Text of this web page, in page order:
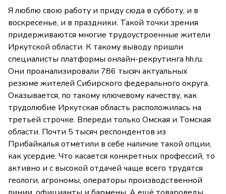
Я люблю свою работу и приду сюда в субботу, и в
воскресенье, и в праздники. Такой точки зрения
придерживаются многие трудоустроенные жители
Иркутской области. К такому выводу пришли
специалисты платформы онлайн-рекрутинга hh.ru.
Они проанализировали 786 тысяч актуальных
резюме жителей Сибирского федерального округа.
Оказывается, по такому ключевому качеству, как
трудолюбие Иркутская область расположилась на
третьей строчке. Впереди только Омская и Томская
области. Почти 5 тысяч респондентов из
Прибайкалья отметили в себе наличие такой опции,
как усердие. Что касается конкретных профессий, то
активно и с высокой отдачей чаще всего трудятся
геологи, агрономы, операторы производственной